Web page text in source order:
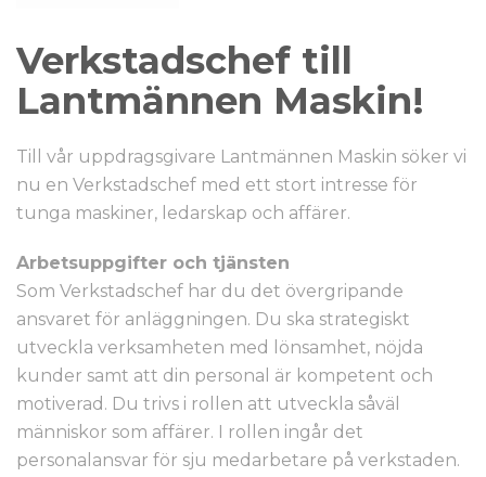
Verkstadschef till
Lantmännen Maskin!
Till vår uppdragsgivare Lantmännen Maskin söker vi
nu en Verkstadschef med ett stort intresse för
tunga maskiner, ledarskap och affärer.
Arbetsuppgifter och tjänsten
Som Verkstadschef har du det övergripande
ansvaret för anläggningen. Du ska strategiskt
utveckla verksamheten med lönsamhet, nöjda
kunder samt att din personal är kompetent och
motiverad. Du trivs i rollen att utveckla såväl
människor som affärer. I rollen ingår det
personalansvar för sju medarbetare på verkstaden.